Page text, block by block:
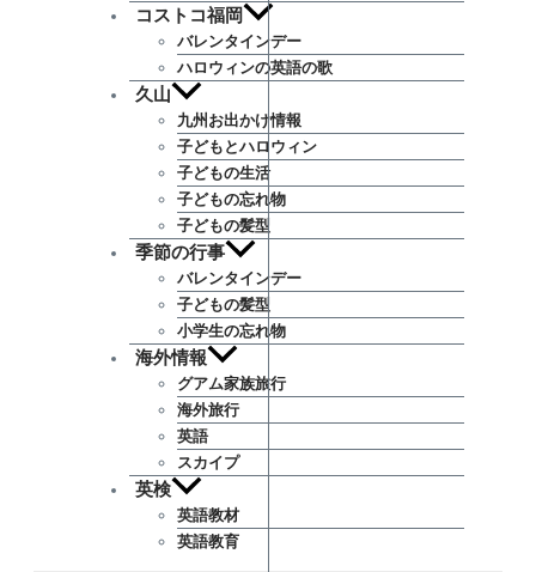
コストコ福岡
バレンタインデー
ハロウィンの英語の歌
久山
九州お出かけ情報
子どもとハロウィン
子どもの生活
子どもの忘れ物
子どもの髪型
季節の行事
バレンタインデー
子どもの髪型
小学生の忘れ物
海外情報
グアム家族旅行
海外旅行
英語
スカイプ
英検
英語教材
英語教育